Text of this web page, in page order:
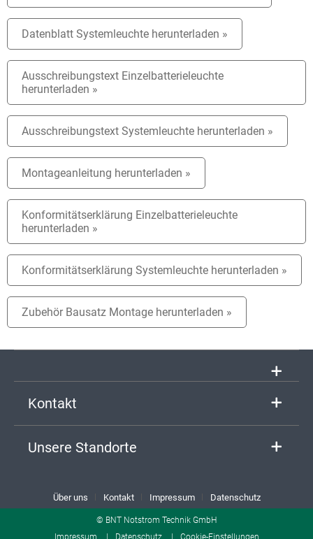
Montageanleitung herunterladen »
Zubehör Bausatz Montage herunterladen »
Konformitätserklärung Systemleuchte herunterladen »
Konformitätserklärung Einzelbatterieleuchte
herunterladen »
Datenblatt Systemleuchte herunterladen »
Ausschreibungstext Systemleuchte herunterladen »
Ausschreibungstext Einzelbatterieleuchte
herunterladen »
Kontakt
Unsere Standorte
Über uns Kontakt Impressum Datenschutz
© BNT Notstrom Technik GmbH